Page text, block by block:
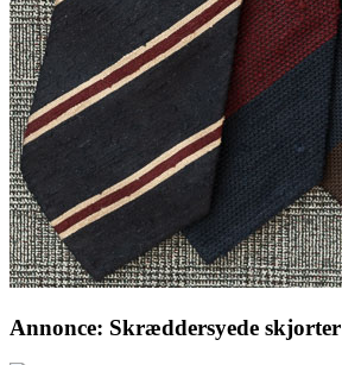
Annonce: Skræddersyede skjorter